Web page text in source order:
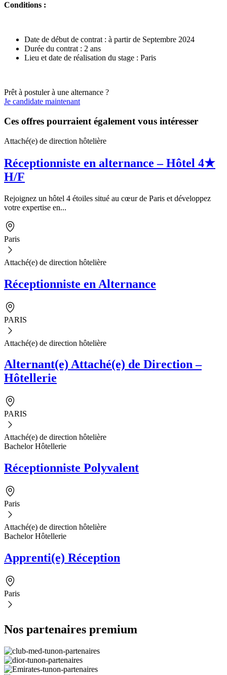
Conditions :
Date de début de contrat : à partir de Septembre 2024
Durée du contrat : 2 ans
Lieu et date de réalisation du stage : Paris
Prêt à postuler à une alternance ?
Je candidate maintenant
Ces offres pourraient également vous intéresser
Attaché(e) de direction hôtelière
Réceptionniste en alternance – Hôtel 4★
H/F
Rejoignez un hôtel 4 étoiles situé au cœur de Paris et développez
votre expertise en...
Paris
Attaché(e) de direction hôtelière
Réceptionniste en Alternance
PARIS
Attaché(e) de direction hôtelière
Alternant(e) Attaché(e) de Direction –
Hôtellerie
PARIS
Attaché(e) de direction hôtelière
Bachelor Hôtellerie
Réceptionniste Polyvalent
Paris
Attaché(e) de direction hôtelière
Bachelor Hôtellerie
Apprenti(e) Réception
Paris
Nos partenaires premium